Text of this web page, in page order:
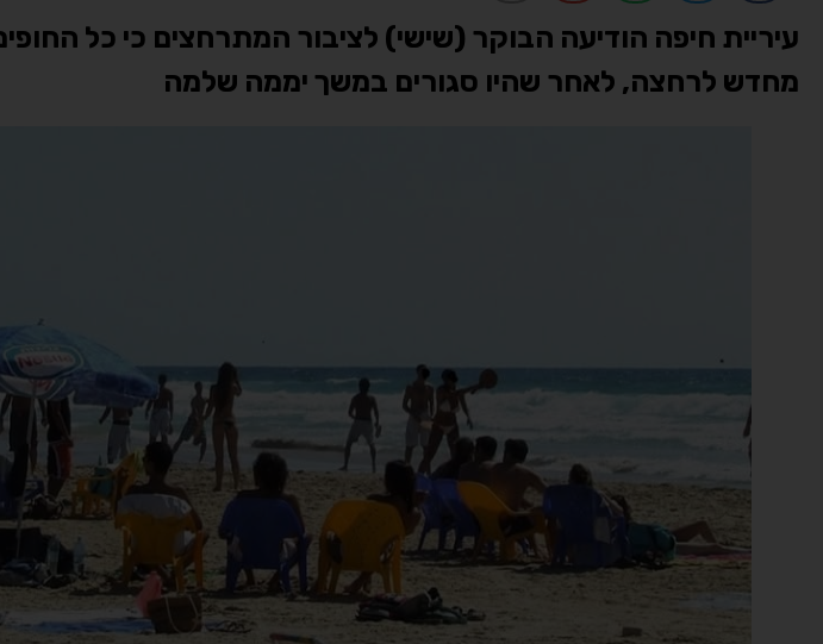
עיריית חיפה הודיעה הבוקר (שישי) לציבור המתרחצים כי כל
מחדש לרחצה, לאחר שהיו סגורים במשך יממה שלמה